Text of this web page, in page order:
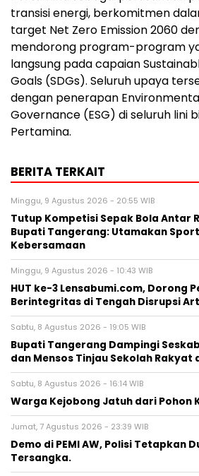
transisi energi, berkomitmen
target Net Zero Emission 2060
mendorong program-program
langsung pada capaian
Goals (SDGs). Seluruh upaya
dengan penerapan
Governance (ESG) di seluruh lini
Pertamina.
BERITA TERKAIT
Minggu, 9 Agustus 2026 - 20:55 WIB
Tutup Kompetisi Sepak Bola Antar
Bupati Tangerang: Utamakan
Kebersamaan
Minggu, 9 Agustus 2026 - 10:43 WIB
HUT ke-3 Lensabumi.com, Dorong
Berintegritas di Tengah Disrupsi
Sabtu, 8 Agustus 2026 - 19:05 WIB
Bupati Tangerang Dampingi
dan Mensos Tinjau Sekolah Rakyat
Sabtu, 8 Agustus 2026 - 16:14 WIB
Warga Kejobong Jatuh dari Pohon
Jumat, 7 Agustus 2026 - 23:39 WIB
Demo di PEMI AW, Polisi Tetapkan
Tersangka.